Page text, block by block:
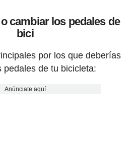
cambiar los pedales de
bici
por los que deberías
pedales de tu bicicleta:
Anúnciate aquí